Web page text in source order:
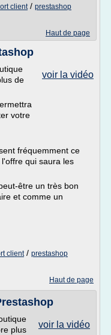
client/ prestashop
Haut de page
voir la vidéo
de
votre
fréquemment ce
qui saura les
être un très bon
et comme un
client/ prestashop
Haut de page
voir la vidéo
plus